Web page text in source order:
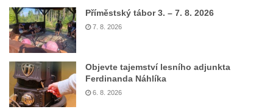
Poslední dochovaný tramvajový sloup na
Pražské třídě v Českých Budějovicích
Socha Civilizovaní na Husově třídě v
Českých Budějovicích
Socha svatého Jana Nepomuckého Na
Sadech u Mlýnské stoky v Českých
Příměstský tábor 3. – 7. 8. 2026
7. 8. 2026
Objevte tajemství lesního adjunkta
Ferdinanda Náhlíka
6. 8. 2026